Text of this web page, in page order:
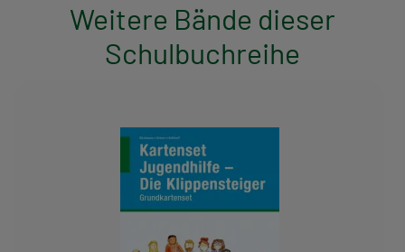
stationären Jugendhilfe.
Die Kartensets sind von Lehrkräften in der Erzieherausbildung
können sie eine willkommene Bereicherung sein.
Weitere Bände dieser
Schulbuchreihe